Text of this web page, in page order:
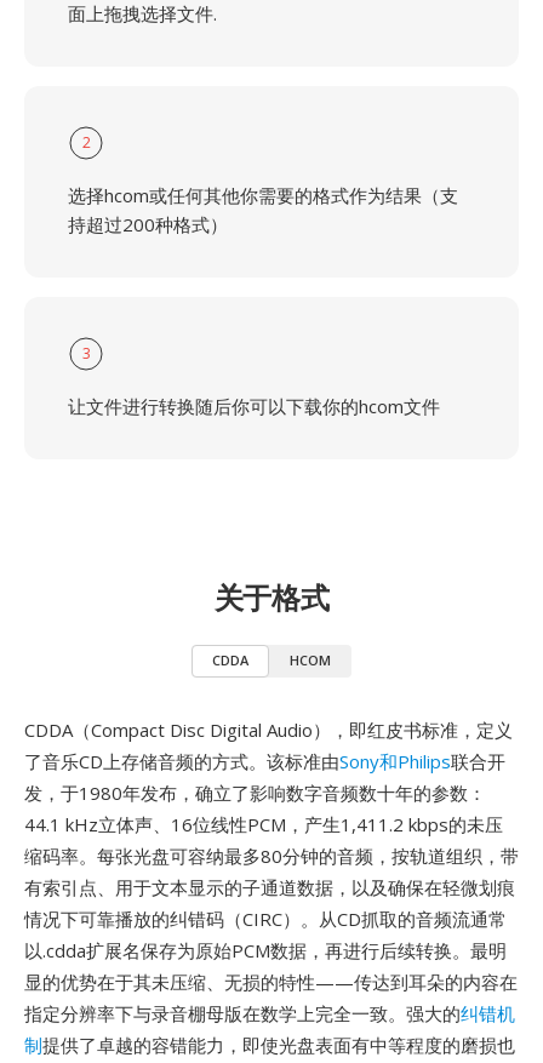
面上拖拽选择文件.
2
选择hcom或任何其他你需要的格式作为结果（支
持超过200种格式）
3
让文件进行转换随后你可以下载你的hcom文件
关于格式
CDDA HCOM
CDDA（Compact Disc Digital Audio），即红皮书标准，定义
了音乐CD上存储音频的方式。该标准由Sony和Philips联合开
发，于1980年发布，确立了影响数字音频数十年的参数：
44.1 kHz立体声、16位线性PCM，产生1,411.2 kbps的未压
缩码率。每张光盘可容纳最多80分钟的音频，按轨道组织，带
有索引点、用于文本显示的子通道数据，以及确保在轻微划痕
情况下可靠播放的纠错码（CIRC）。从CD抓取的音频流通常
以.cdda扩展名保存为原始PCM数据，再进行后续转换。最明
显的优势在于其未压缩、无损的特性——传达到耳朵的内容在
指定分辨率下与录音棚母版在数学上完全一致。强大的纠错机
制提供了卓越的容错能力，即使光盘表面有中等程度的磨损也